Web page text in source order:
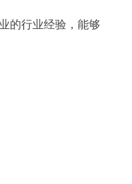
的行业经验，能够